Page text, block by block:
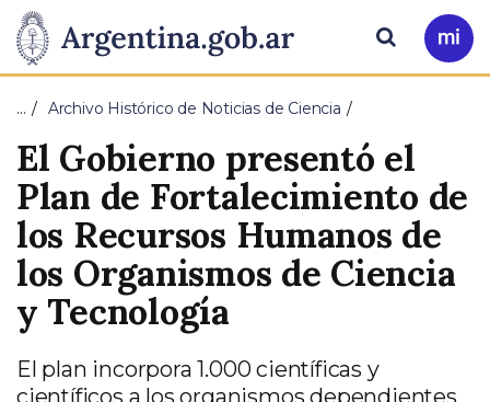
Presidencia
de
la
Nación
Pasar al contenido principal
Ir
a
Buscar
… Archivo Histórico de Noticias de Ciencia
El Gobierno presentó el
Plan de Fortalecimiento de
los Recursos Humanos de
los Organismos de Ciencia
y Tecnología
El plan incorpora 1.000 científicas y
científicos a los organismos dependientes